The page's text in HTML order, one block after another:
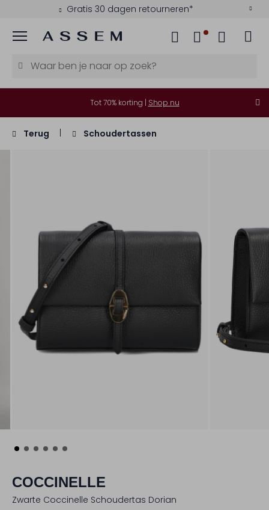
Gratis 30 dagen retourneren*
Menu
Tot 70% korting | Shop nu
Terug Schoudertassen
COCCINELLE
Zwarte Coccinelle Schoudertas Dorian